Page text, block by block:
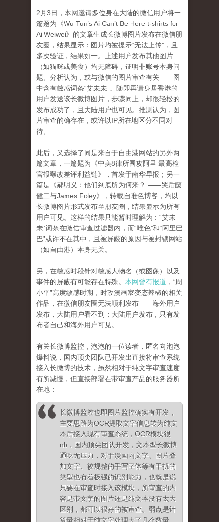
2月3日，本网邀请多位身在大陆的微信用户将一
篇题为《Wu Tun’s Ai Can’t Be Here t-shirts for
Ai Weiwei》的文章生成长微博图片发布在微信朋
友圈，结果显示：图片均被提示“无法上传”，且
多次验证，结果如一。上述用户发布其他图片
（如猫咪或美食）均无障碍，证明非账号本身问
题。分析认为，或与微信的图片审查有关——图
中含有敏感词条“艾未未”。随即再请身居香港的
用户发送该长微博图片，步骤同上，却很轻松的
发布成功了，且大陆用户也可见。推测认为，图
片审查的确存在，或许以IP所在地区分不同对
待。
此后，又选择了同是来自于自由港网站的另外两
篇文章，一篇题为《中美8律所围攻阿里 最高检
官报曝改差评利益链》，首发于南华早报；另一
篇是《郝明义：他们到底所为何来？ ——哭后藤
健二与James Foley》，转载自唯色博客，均以
长微博图片形式发布至朋友圈，结果显示为所有
用户可见。这样的结果只能暂时理解为：“艾未
未”词条在微信审查过滤器内，而“唯色”和“阿里巴
巴”或许不在其中，且被屏蔽的原因与被封锁网站
（如自由港）本身无关。
另，在敏感时段针对敏感人物名（或图像）以及
事件的屏蔽有可能存在特殊。 本网曾有报道 ，“周
小平”高度敏感时期，时政漫画家变态辣椒的相关
作品，在微信朋友圈无法顺利发布——海外用户
发布，大陆用户看不到；大陆用户发布，只有发
布者自己和海外用户可见。
有关长微博监控，泡泡的一位读者，匿名向泡泡
爆料说，国内顶尖团队已开发出直接将审查系统
接入长微博的技术，虽然相对于纯文字审查速度
有所减慢，但直接部署在带审查产品的服务器所
在地：
长微博监控也即图片监控确实有开发，
主要思路为OCR提取文字信息转为纯文
本后接入现有审查系统，OCR模块很
nb，国内顶尖团队开发，文本型长微博
通吃无压力，对于漫画内文字、图片叠
加文字、较规整的手写字体等有干扰的
类型也有着极强的识别能力，也就是说
只要在审查时接入该模块，所审查的内
容是带文字的图片还是纯文本没有太大
区别，都可以很好的被审查。弱点是计
算量相对于纯文字处理大了几个数量